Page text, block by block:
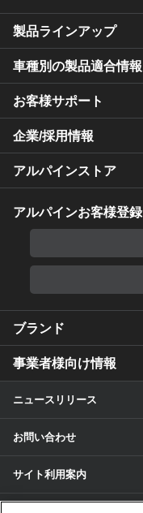
製品ラインアップ
車種別の製品適合情報
お客様サポート
企業/採用情報
アルパインストア
アルパインお客様登録
ブランド
事業者様向け情報
ニュースリリース
お問い合わせ
サイト利用案内